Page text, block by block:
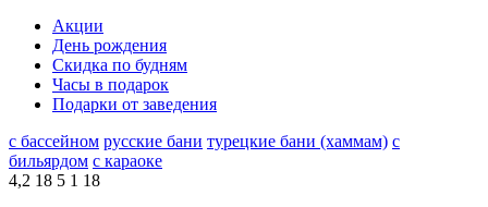
Акции
День рождения
Скидка по будням
Часы в подарок
Подарки от заведения
с бассейном русские бани турецкие бани (хаммам) с
бильярдом с караоке
4,2 18 5 1 18